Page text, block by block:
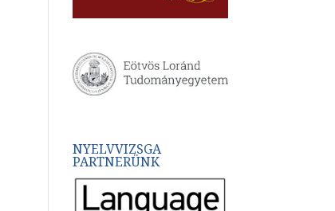
NYELVVIZSGA
PARTNERÜNK